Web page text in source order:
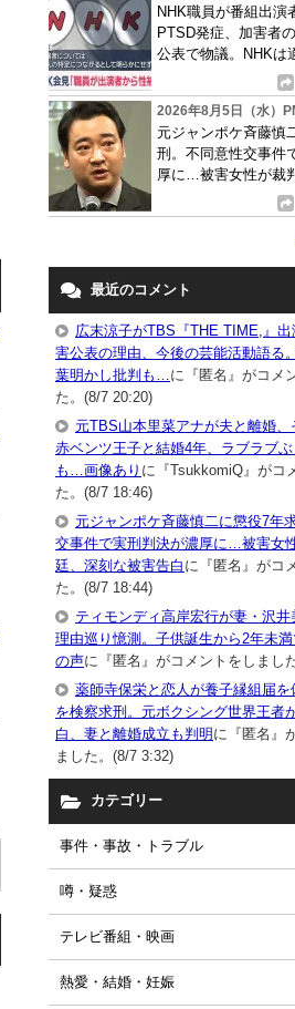
NHK職員が番組出演
PTSD発症、加害者
公表で物議。NHKは
2026年8月5日（水）
元ジャンポケ斉藤慎
刑。不同意性交事件
厚に…被害女性が裁
最近のコメント
広末涼子がTBS『THE TIME,』
害公表の理由、今後の芸能活動語る
葉明かし批判も… に『匿名』がコメ
た。(8/7 20:20)
元TBS山本里菜アナが夫と離婚、
赤ベンツ王子と結婚4年、ラブラブ
も…画像あり に『TsukkomiQ』がコ
た。(8/7 18:46)
元ジャンポケ斉藤慎二に懲役7年
交事件で実刑判決が濃厚に…被害女
廷、深刻な被害告白 に『匿名』がコ
た。(8/7 18:44)
ティモンディ高岸宏行が妻・沢井
理由巡り憶測。子供誕生から2年未満
の声に『匿名』がコメントをしまし
薬師寺保栄と恋人が養子縁組届を
を検察求刑。元ボクシング世界王者
白、妻と離婚成立も判明に『匿名』
ました。(8/7 3:32)
カテゴリー
事件・事故・トラブル
噂・疑惑
テレビ番組・映画
熱愛・結婚・妊娠